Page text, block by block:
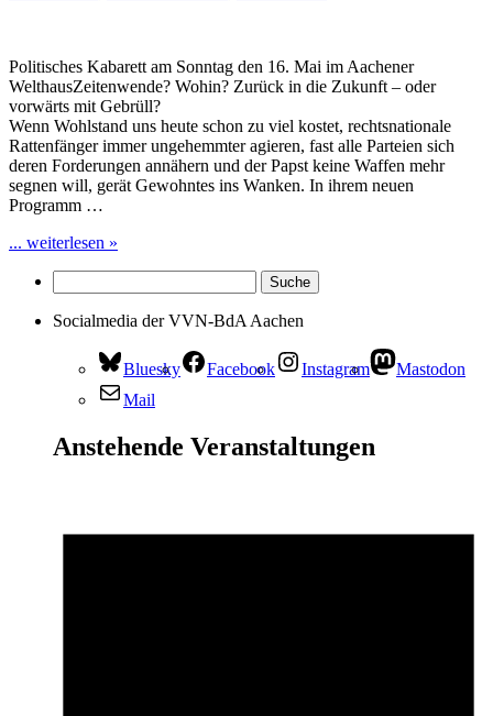
Politisches Kabarett am Sonntag den 16. Mai im Aachener
WelthausZeitenwende? Wohin? Zurück in die Zukunft – oder
vorwärts mit Gebrüll?
Wenn Wohlstand uns heute schon zu viel kostet, rechtsnationale
Rattenfänger immer ungehemmter agieren, fast alle Parteien sich
deren Forderungen annähern und der Papst keine Waffen mehr
segnen will, gerät Gewohntes ins Wanken. In ihrem neuen
Programm …
... weiterlesen »
Socialmedia der VVN-BdA Aachen
Bluesky Facebook Instagram
Mastodon
Mail
Anstehende Veranstaltungen